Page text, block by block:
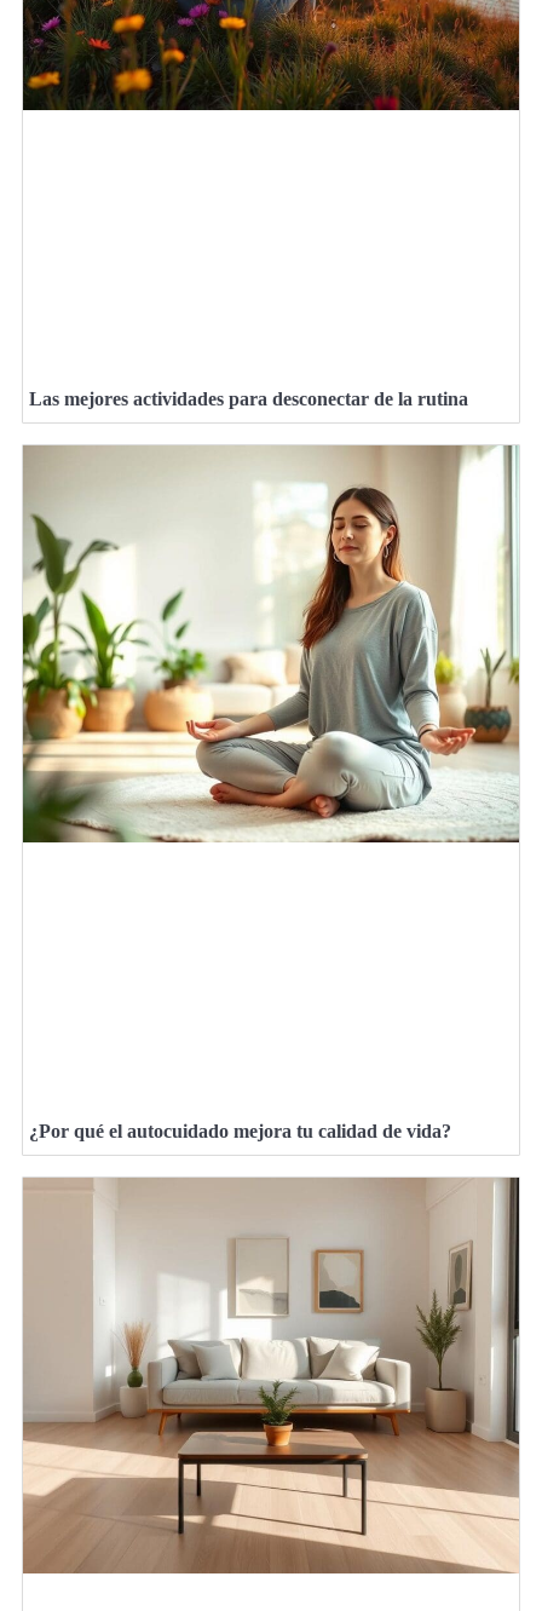
Las mejores actividades para desconectar de la rutina
¿Por qué el autocuidado mejora tu calidad de vida?